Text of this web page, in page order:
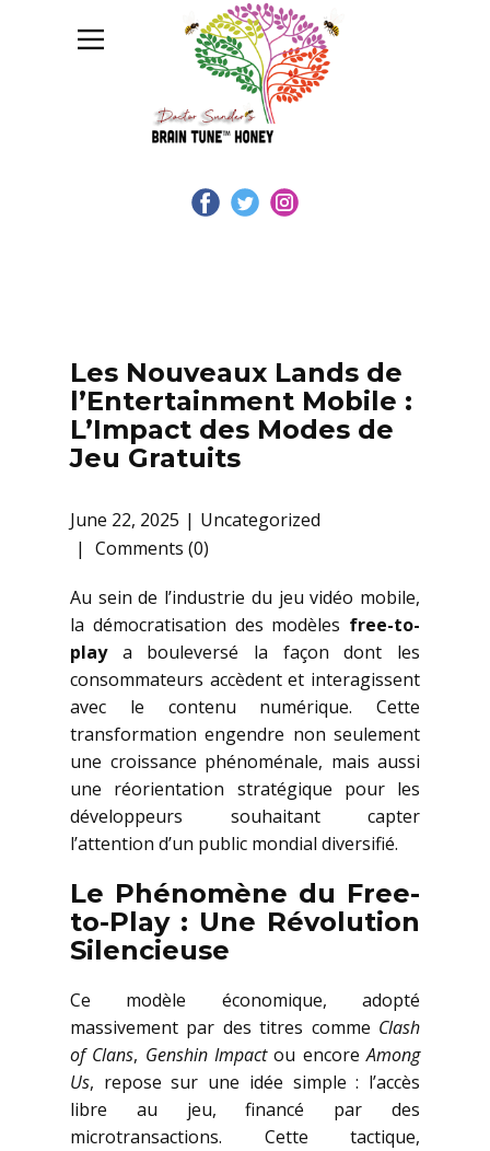
Les Nouveaux Lands de
l’Entertainment Mobile :
L’Impact des Modes de
Jeu Gratuits
June 22, 2025
Uncategorized
Comments (0)
Au sein de l’industrie du jeu vidéo mobile,
la démocratisation des modèles free-to-
playa bouleversé la façon dont les
consommateurs accèdent et interagissent
avec le contenu numérique. Cette
transformation engendre non seulement
une croissance phénoménale, mais aussi
une réorientation stratégique pour les
développeurs souhaitant capter
l’attention d’un public mondial diversifié.
Le Phénomène du Free-
to-Play : Une Révolution
Silencieuse
Ce modèle économique, adopté
massivement par des titres comme Clash
of Clans, Genshin Impactou encoreAmong
Us, repose sur une idée simple : l’accès
libre au jeu, financé par des
microtransactions. Cette tactique,